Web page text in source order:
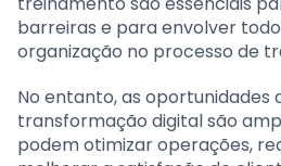
barreiras e para envolver
organização no processo de
No entanto, as oportunidades
transformação digital são
podem otimizar operações,